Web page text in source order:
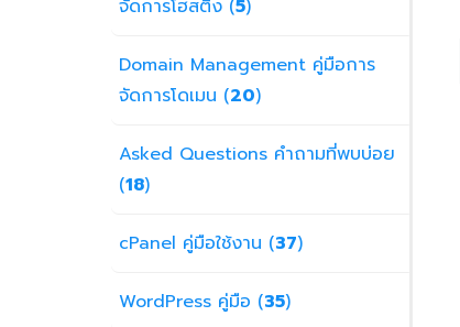
จัดการโฮสติ้ง (5)
Domain Management คู่มือการ
จัดการโดเมน (20)
Asked Questions คำถามที่พบบ่อย
(18)
cPanel คู่มือใช้งาน (37)
WordPress คู่มือ (35)